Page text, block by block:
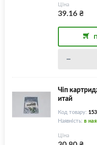
Ціна
39.16₴
Чіп
итай
Код товару:
Наявність: в
Ціна